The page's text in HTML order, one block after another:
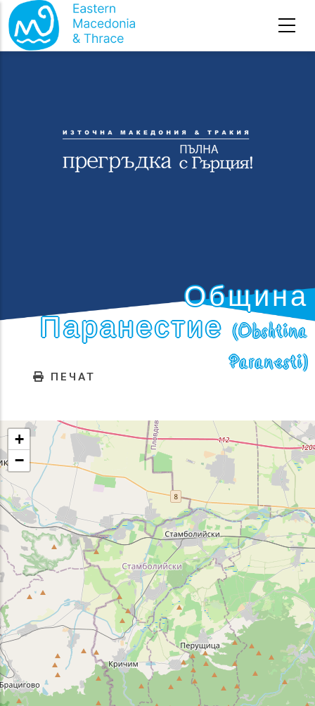
Премини към основното съдържание
Община
Паранестие (Obshtina
Paranesti)
ПЕЧАТ
+
−